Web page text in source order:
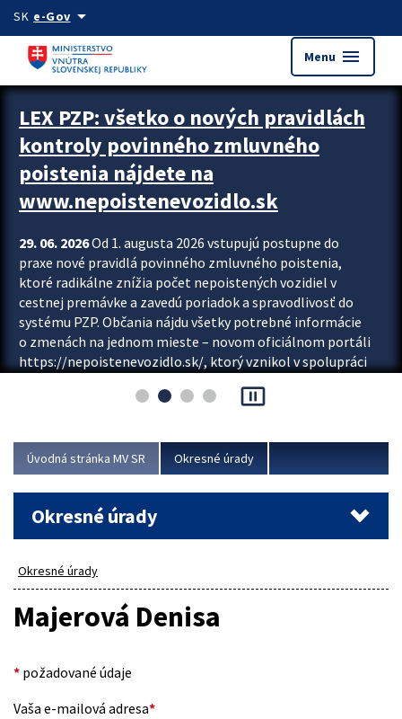
Preskocit na hlavný obsah
SK e-Govarrow_drop_down
Menu menu
Zastavit automatický posun upútavok
LEX PZP: všetko o nových pravidlách
kontroly povinného zmluvného
poistenia nájdete na
www.nepoistenevozidlo.sk
29. 06. 2026Od 1. augusta 2026 vstupujú postupne do
praxe nové pravidlá povinného zmluvného poistenia,
ktoré radikálne znížia počet nepoistených vozidiel v
cestnej premávke a zavedú poriadok a spravodlivosť do
systému PZP. Občania nájdu všetky potrebné informácie
o zmenách na jednom mieste – novom oficiálnom portáli
https://nepoistenevozidlo.sk/, ktorý vznikol v spolupráci
asociácie poisťovní (SLASPO) a Ministerstva vnútra SR.
Viac
pause_presentation
Úvodná stránka MV SR Okresné úrady
Okresné úrady
Okresné úrady
Majerová Denisa
* požadované údaje
Vaša e-mailová adresa*